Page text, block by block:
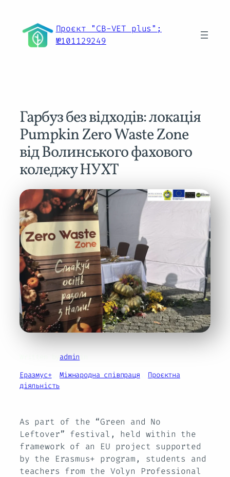
вмісту
Проєкт "CB-VET plus";
№101129249
Гарбуз без відходів: локація
Pumpkin Zero Waste Zone
від Волинського фахового
коледжу НУХТ
admin
Еразмус+, Міжнародна співпраця
Проєктна
діяльність
As part of the “Green and No
Leftover” festival, held within the
framework of an EU project supported
by the Erasmus+ program, students and
teachers from the Volyn Professional